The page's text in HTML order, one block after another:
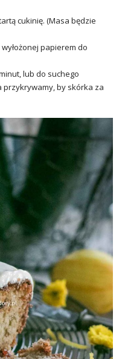
cukinię. (Masa będzie
papierem do
lub do suchego
przykrywamy, by skórka za